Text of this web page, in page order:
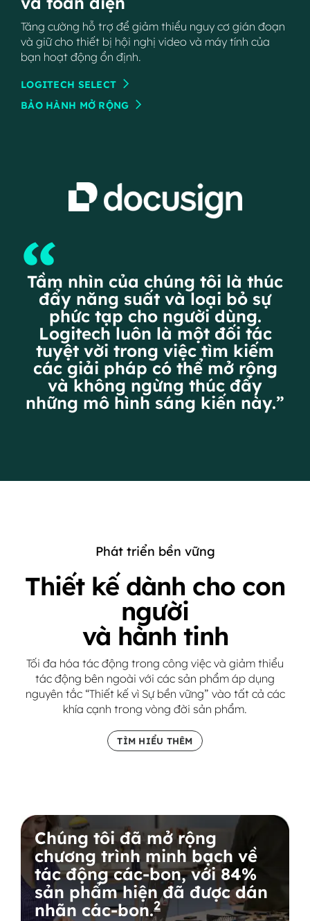
Tăng cường hỗ trợ để giảm thiểu nguy cơ gián đoạn
và giữ cho thiết bị hội nghị video và máy tính của
bạn hoạt động ổn định.
LOGITECH SELECT
BẢO HÀNH MỞ RỘNG
“
Tầm nhìn của chúng tôi là thúc
đẩy năng suất và loại bỏ sự
phức tạp cho người dùng.
Logitech luôn là một đối tác
tuyệt vời trong việc tìm kiếm
các giải pháp có thể mở rộng
và không ngừng thúc đẩy
những mô hình sáng kiến này.”
Phát triển bền vững
Thiết kế dành cho con
người
và hành tinh
Tối đa hóa tác động trong công việc và giảm thiểu
tác động bên ngoài với các sản phẩm áp dụng
nguyên tắc “Thiết kế vì Sự bền vững” vào tất cả các
khía cạnh trong vòng đời sản phẩm.
TÌM HIỂU THÊM
Chúng tôi đã mở rộng
chương trình minh bạch về
tác động các-bon, với 84%
sản phẩm hiện đã được dán
nhãn các-bon.2Được tính theo tỷ